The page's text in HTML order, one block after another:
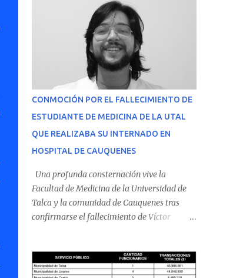
CONMOCIÓN POR EL FALLECIMIENTO DE
ESTUDIANTE DE MEDICINA DE LA UTAL
QUE REALIZABA SU INTERNADO EN
HOSPITAL DE CAUQUENES
Una profunda consternación vive la
Facultad de Medicina de la Universidad de
Talca y la comunidad de Cauquenes tras
confirmarse el fallecimiento de Víctor
Cauquenes. De acuerdo con los antecedentes
conocidos, el joven se presentó a cumplir su